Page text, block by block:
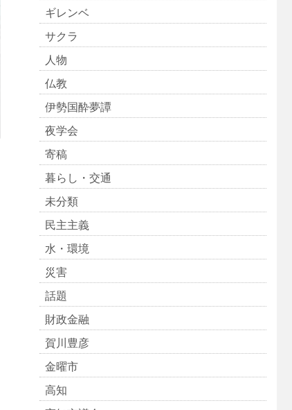
ギレンベ
サクラ
人物
仏教
伊勢国酔夢譚
夜学会
寄稿
暮らし・交通
未分類
民主主義
水・環境
災害
話題
財政金融
賀川豊彦
金曜市
高知